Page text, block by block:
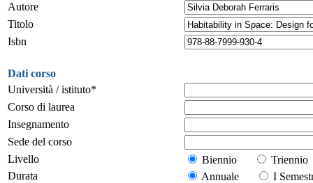
Autore
Titolo
Isbn
Dati corso
Università / istituto*
Corso di laurea
Insegnamento
Sede del corso
Livello
Biennio
Durata
Annuale
I